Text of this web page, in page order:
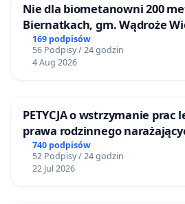
Nie dla biometanowni 200
Biernatkach, gm. Wądroże
169 podpisów
56 Podpisy / 24 godzin
4 Aug 2026
PETYCJA o wstrzymanie prac
prawa
740 podpisów
52 Podpisy / 24 godzin
22 Jul 2026